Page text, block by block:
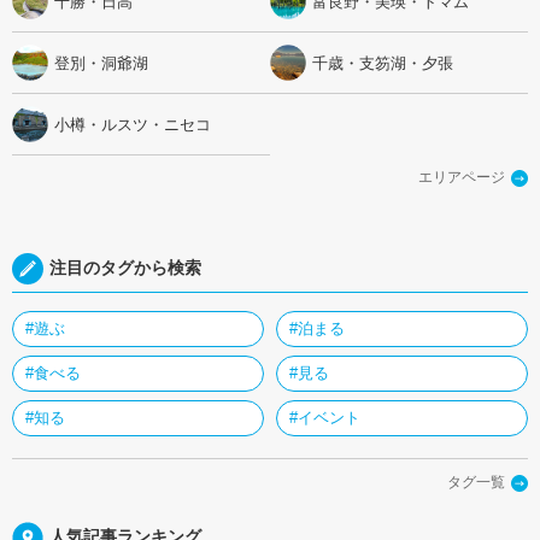
登別・洞爺湖 千歳・支笏湖・夕張
小樽・ルスツ・ニセコ
エリアページ
注目のタグから検索
#遊ぶ #泊まる
#食べる #見る
#知る #イベント
タグ一覧